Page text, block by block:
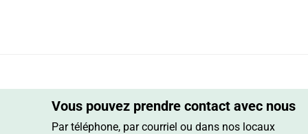
Vous pouvez prendre contact avec nous
Par téléphone, par courriel ou dans nos locaux